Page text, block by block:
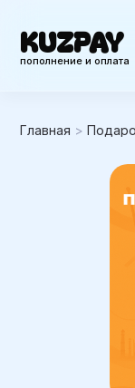
KUZPAY
пополнение и оплата
Главная >